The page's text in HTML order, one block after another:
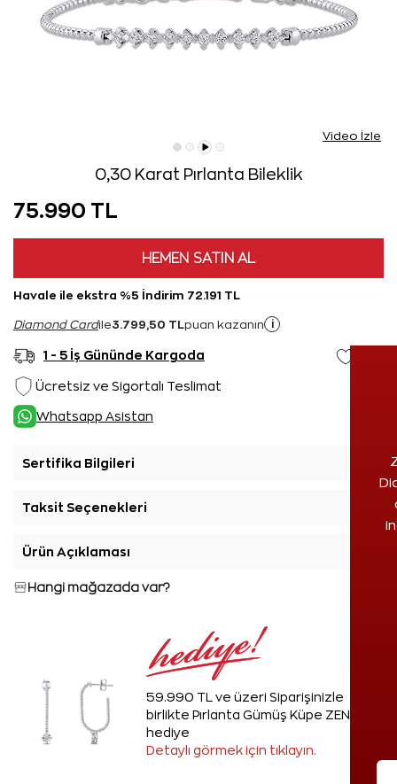
Video İzle
0,30 Karat Pırlanta Bileklik
75.990 TL
HEMEN SATIN AL
Havale ile ekstra %5 İndirim 72.191 TL
Diamond Cardile3.799,50 TL puan kazanın i
1 - 5 İş Gününde Kargoda
Ücretsiz ve Sigortalı Teslimat
Whatsapp Asistan
Sertifika Bilgileri
Taksit Seçenekleri
Ürün Açıklaması
Hangi mağazada var?
59.990 TL ve üzeri Siparişinizle
birlikte Pırlanta Gümüş Küpe ZEN'den
hediye
Detaylı görmek için tıklayın.